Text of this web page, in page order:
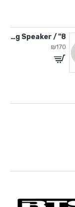
8" / 40Watt Ceiling Speaker
₪170